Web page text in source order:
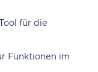
für die
Funktionen im